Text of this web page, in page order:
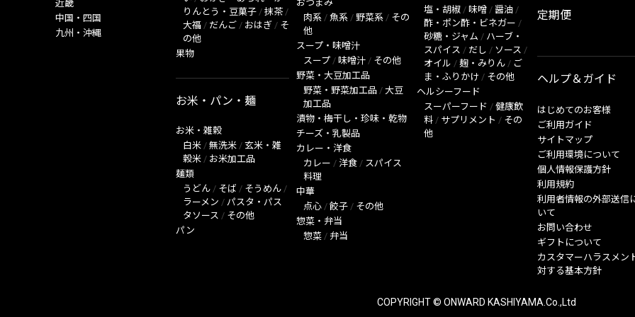
近畿
中国・四国
九州・沖縄
りんとう・豆菓子 / 抹茶 /
大福 / だんご / おはぎ / そ
の他
果物
お米・パン・麺
お米・雑穀
白米 / 無洗米 / 玄米・雑
穀米 / お米加工品
麺類
うどん / そば / そうめん /
ラーメン / パスタ・パス
タソース / その他
パン
おつまみ
肉系 / 魚系 / 野菜系 / その
他
スープ・味噌汁
スープ / 味噌汁 / その他
野菜・大豆加工品
野菜・野菜加工品 / 大豆
加工品
漬物・梅干し・珍味・乾物
チーズ・乳製品
カレー・洋食
カレー / 洋食 / スパイス
料理
中華
点心 / 餃子 / その他
惣菜・弁当
惣菜 / 弁当
塩・胡椒 / 味噌 / 醤油 /
酢・ポン酢・ビネガー /
砂糖・ジャム / ハーブ・
スパイス / だし / ソース /
オイル / 麹・みりん / ご
ま・ふりかけ / その他
ヘルシーフード
スーパーフード / 健康飲
料 / サプリメント / その
他
定期便
ヘルプ＆ガイド
はじめてのお客様
ご利用ガイド
サイトマップ
ご利用環境について
個人情報保護方針
利用規約
利用者情報の外部送信
いて
お問い合わせ
ギフトについて
カスタマーハラスメン
対する基本方針
COPYRIGHT © ONWARD KASHIYAMA.Co.,Ltd